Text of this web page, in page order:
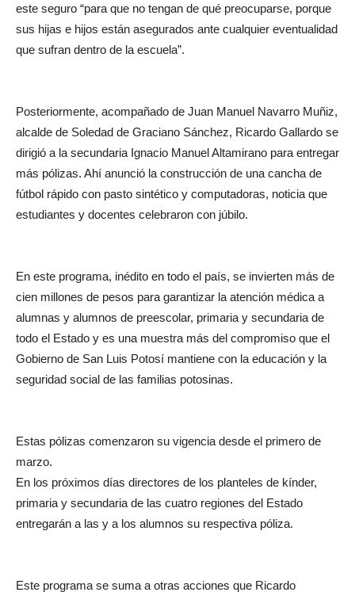
este seguro “para que no tengan de qué preocuparse, porque
sus hijas e hijos están asegurados ante cualquier eventualidad
que sufran dentro de la escuela”.
Posteriormente, acompañado de Juan Manuel Navarro Muñiz,
alcalde de Soledad de Graciano Sánchez, Ricardo Gallardo se
dirigió a la secundaria Ignacio Manuel Altamirano para entregar
más pólizas. Ahí anunció la construcción de una cancha de
fútbol rápido con pasto sintético y computadoras, noticia que
estudiantes y docentes celebraron con júbilo.
En este programa, inédito en todo el país, se invierten más de
cien millones de pesos para garantizar la atención médica a
alumnas y alumnos de preescolar, primaria y secundaria de
todo el Estado y es una muestra más del compromiso que el
Gobierno de San Luis Potosí mantiene con la educación y la
seguridad social de las familias potosinas.
Estas pólizas comenzaron su vigencia desde el primero de
marzo.
En los próximos días directores de los planteles de kínder,
primaria y secundaria de las cuatro regiones del Estado
entregarán a las y a los alumnos su respectiva póliza.
Este programa se suma a otras acciones que Ricardo